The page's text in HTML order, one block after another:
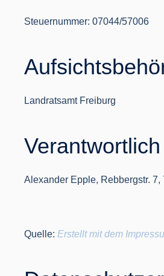
Steuernummer: 07044/57006
Landratsamt Freiburg
Alexander Epple, Rebbergstr. 7,
Quelle: Erstellt mit dem